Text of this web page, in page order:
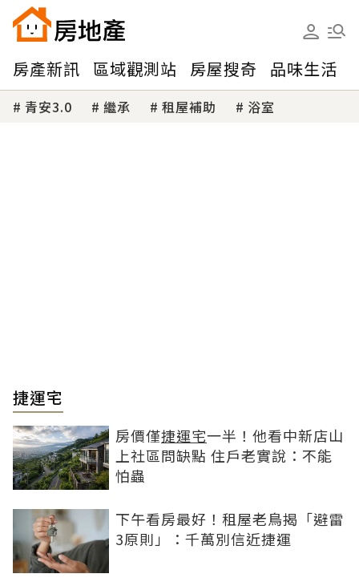
房產新訊 區域觀測站 房屋搜奇 品味生活
青安3.0 繼承 租屋補助 浴室
捷運宅
房價僅捷運宅一半！他看中新店山
上社區問缺點 住戶老實說：不能
怕蟲
下午看房最好！租屋老鳥揭「避雷
3原則」：千萬別信近捷運